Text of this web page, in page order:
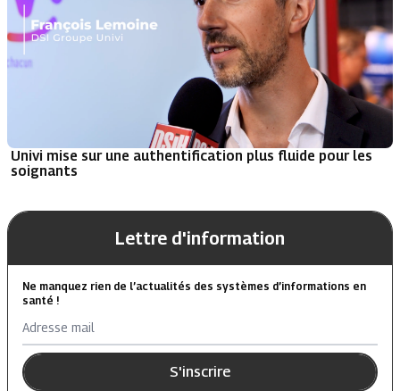
Univi mise sur une authentification plus fluide pour les
soignants
Lettre d'information
Ne manquez rien de l’actualités des systèmes d’informations en
santé !
Adresse mail
S'inscrire